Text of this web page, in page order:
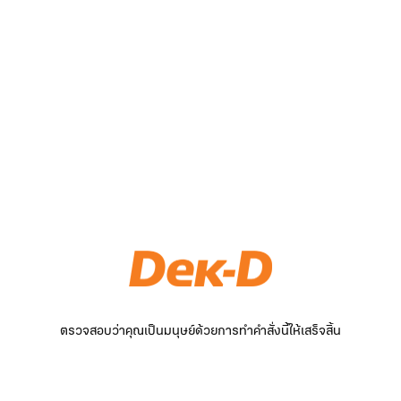
ตรวจสอบว่าคุณเป็นมนุษย์ด้วยการทำคำสั่งนี้ให้เสร็จสิ้น